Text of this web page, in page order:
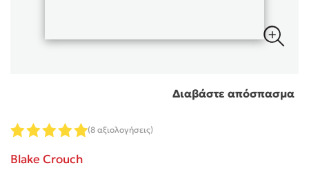
Κώστας Κρομμύδας
Το λιμάνι μου είσαι εσύ
Διαβάστε απόσπασμα
(8 αξιολογήσεις)
Blake Crouch